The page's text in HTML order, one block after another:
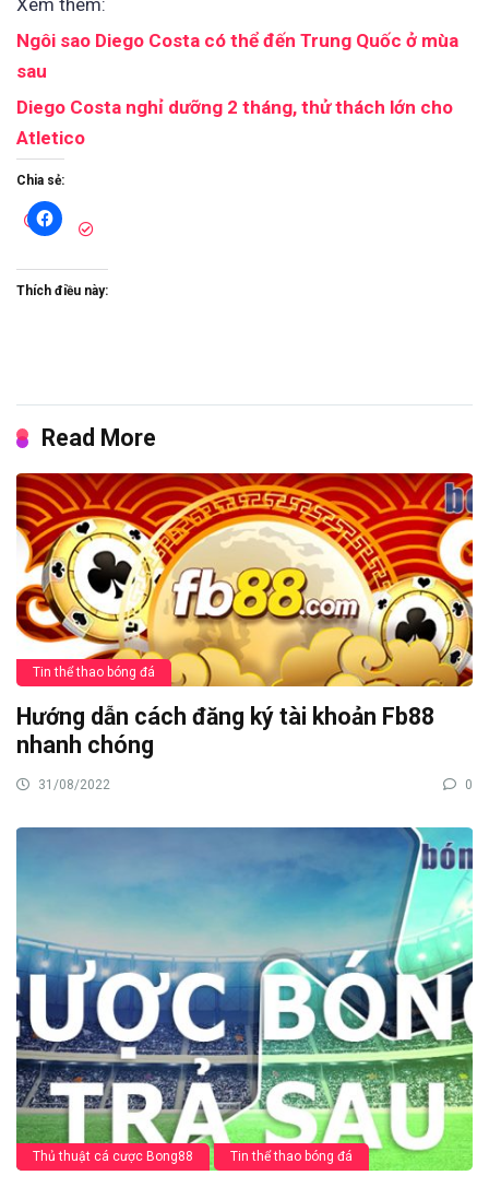
Ngôi sao Diego Costa có thể đến Trung Quốc ở mùa
sau
Diego Costa nghỉ dưỡng 2 tháng, thử thách lớn cho
Atletico
Chia sẻ:
Thích điều này:
Read More
Tin thể thao bóng đá
Hướng dẫn cách đăng ký tài khoản Fb88
nhanh chóng
31/08/2022 0
Thủ thuật cá cược Bong88 Tin thể thao bóng đá